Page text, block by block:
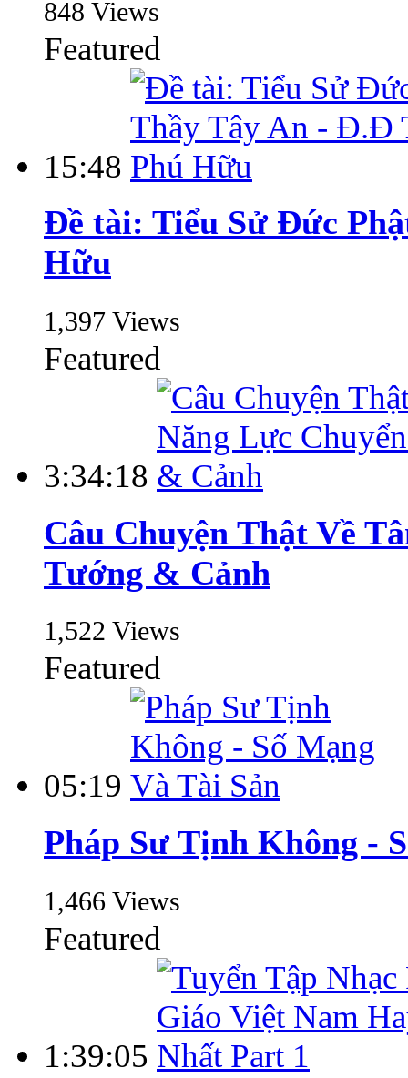
848 Views
Featured
15:48
Đề tài: Tiểu Sử Đức
Hữu
1,397 Views
Featured
3:34:18
Câu Chuyện Thật Về
Tướng & Cảnh
1,522 Views
Featured
05:19
Pháp Sư Tịnh Không -
1,466 Views
Featured
1:39:05